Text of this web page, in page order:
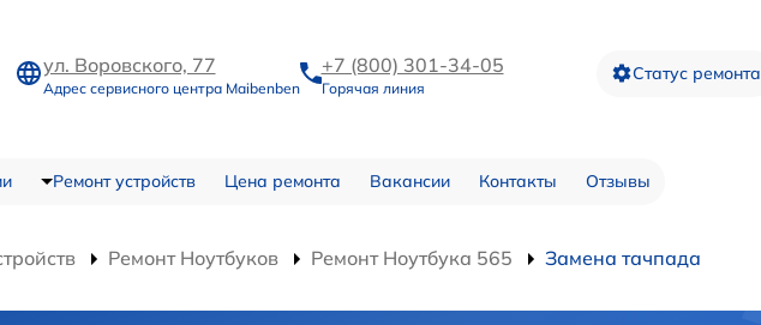
ул. Воровского, 77
Адрес сервисного центра Maibenben
+7 (800) 301-34-05
Горячая линия
Статус ремонта
Ремонт устройств Цена ремонта Вакансии Контакты Отзывы
Ремонт Ноутбуков Ремонт Ноутбука 565 Замена тачпада